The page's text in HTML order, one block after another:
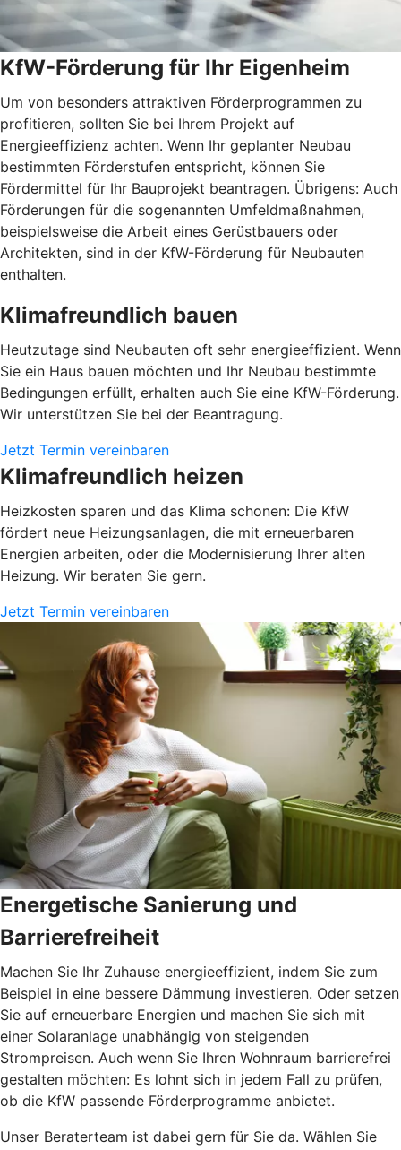
KfW-Förderung für Ihr Eigenheim
Um von besonders attraktiven Förderprogrammen zu
profitieren, sollten Sie bei Ihrem Projekt auf
Energieeffizienz achten. Wenn Ihr geplanter Neubau
bestimmten Förderstufen entspricht, können Sie
Fördermittel für Ihr Bauprojekt beantragen. Übrigens: Auch
Förderungen für die sogenannten Umfeldmaßnahmen,
beispielsweise die Arbeit eines Gerüstbauers oder
Architekten, sind in der KfW-Förderung für Neubauten
enthalten.
Klimafreundlich bauen
Heutzutage sind Neubauten oft sehr energieeffizient. Wenn
Sie ein Haus bauen möchten und Ihr Neubau bestimmte
Bedingungen erfüllt, erhalten auch Sie eine KfW-Förderung.
Wir unterstützen Sie bei der Beantragung.
Jetzt Termin vereinbaren
Klimafreundlich heizen
Heizkosten sparen und das Klima schonen: Die KfW
fördert neue Heizungsanlagen, die mit erneuerbaren
Energien arbeiten, oder die Modernisierung Ihrer alten
Heizung. Wir beraten Sie gern.
Jetzt Termin vereinbaren
Energetische Sanierung und
Barrierefreiheit
Machen Sie Ihr Zuhause energieeffizient, indem Sie zum
Beispiel in eine bessere Dämmung investieren. Oder setzen
Sie auf erneuerbare Energien und machen Sie sich mit
einer Solaranlage unabhängig von steigenden
Strompreisen. Auch wenn Sie Ihren Wohnraum barrierefrei
gestalten möchten: Es lohnt sich in jedem Fall zu prüfen,
ob die KfW passende Förderprogramme anbietet.
Unser Beraterteam ist dabei gern für Sie da. Wählen Sie